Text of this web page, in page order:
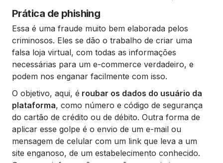
Prática de phishing
Essa é uma fraude muito bem elaborada pelos
criminosos. Eles se dão o trabalho de criar uma
falsa loja virtual, com todas as informações
necessárias para um e-commerce verdadeiro, e
podem nos enganar facilmente com isso.
O objetivo, aqui, é roubar os dados do usuário da
plataforma, como número e código de segurança
do cartão de crédito ou de débito. Outra forma de
aplicar esse golpe é o envio de um e-mail ou
mensagem de celular com um link que leva a um
site enganoso, de um estabelecimento conhecido.